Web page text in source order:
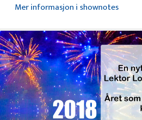
Mer informasjon i shownotes